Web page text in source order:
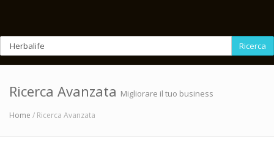
Ricerca
Ricerca Avanzata Migliorare il tuo business
Home / Ricerca Avanzata